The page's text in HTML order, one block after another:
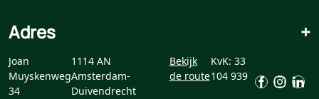
Adres +
Joan
Muyskenweg
34
1114 AN
Amsterdam-
Duivendrecht
Bekijk
de route
KvK: 33
104 939